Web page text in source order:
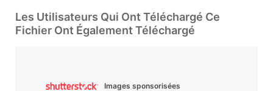
Les Utilisateurs Qui Ont Téléchargé Ce
Fichier Ont Également Téléchargé
Images sponsorisées